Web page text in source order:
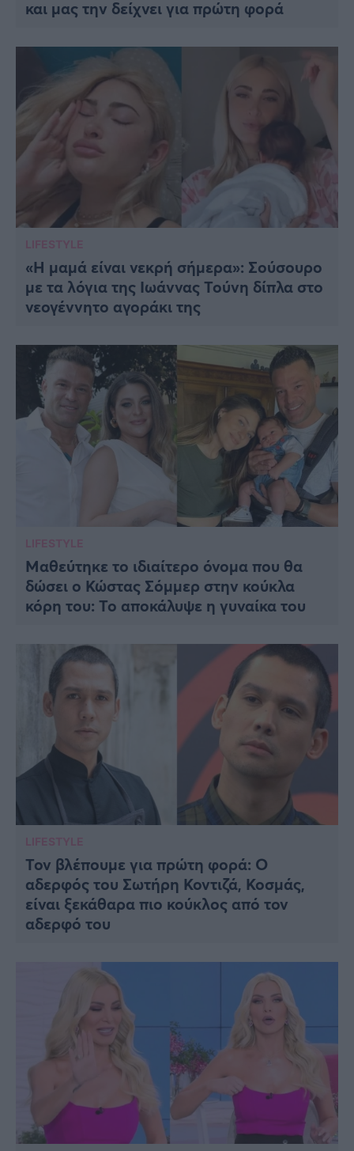
και μας την δείχνει για πρώτη φορά
LIFESTYLE
«Η μαμά είναι νεκρή σήμερα»: Σούσουρο
με τα λόγια της Ιωάννας Τούνη δίπλα στο
νεογέννητο αγοράκι της
LIFESTYLE
Μαθεύτηκε το ιδιαίτερο όνομα που θα
δώσει ο Κώστας Σόμμερ στην κούκλα
κόρη του: Το αποκάλυψε η γυναίκα του
LIFESTYLE
Τον βλέπουμε για πρώτη φορά: Ο
αδερφός του Σωτήρη Κοντιζά, Κοσμάς,
είναι ξεκάθαρα πιο κούκλος από τον
αδερφό του